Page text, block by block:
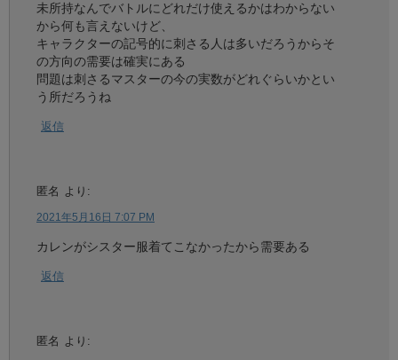
未所持なんでバトルにどれだけ使えるかはわからない
から何も言えないけど、
キャラクターの記号的に刺さる人は多いだろうからそ
の方向の需要は確実にある
問題は刺さるマスターの今の実数がどれぐらいかとい
う所だろうね
返信
匿名 より:
2021年5月16日 7:07 PM
カレンがシスター服着てこなかったから需要ある
返信
匿名 より: